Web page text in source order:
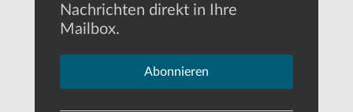
Nachrichten direkt in Ihre
Mailbox.
Abonnieren